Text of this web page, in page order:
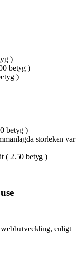
)
betyg )
)
betyg )
storleken var
( 2.50 betyg )
enligt